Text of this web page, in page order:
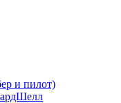
и пилот)